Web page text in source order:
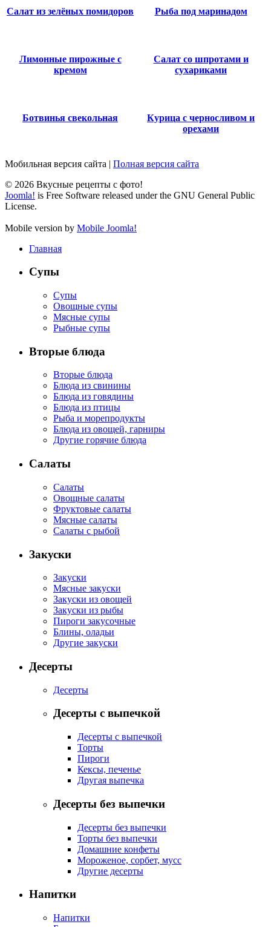
Салат из зелёных помидоров Рыба под маринадом
Лимонные пирожные с
кремом
Салат со шпротами и
сухариками
Ботвинья свекольная
Курица с черносливом и
орехами
Мобильная версия сайта | Полная версия сайта
© 2026 Вкусные рецепты с фото!
Joomla! is Free Software released under the GNU General Public
License.
Mobile version by Mobile Joomla!
Главная
Супы
Супы
Овощные супы
Мясные супы
Рыбные супы
Вторые блюда
Вторые блюда
Блюда из свинины
Блюда из говядины
Блюда из птицы
Рыба и морепродукты
Блюда из овощей, гарниры
Другие горячие блюда
Салаты
Салаты
Овощные салаты
Фруктовые салаты
Мясные салаты
Салаты с рыбой
Закуски
Закуски
Мясные закуски
Закуски из овощей
Закуски из рыбы
Пироги закусочные
Блины, оладьи
Другие закуски
Десерты
Десерты
Десерты с выпечкой
Десерты с выпечкой
Торты
Пироги
Кексы, печенье
Другая выпечка
Десерты без выпечки
Десерты без выпечки
Торты без выпечки
Домашние конфеты
Мороженое, сорбет, мусс
Другие десерты
Напитки
Напитки